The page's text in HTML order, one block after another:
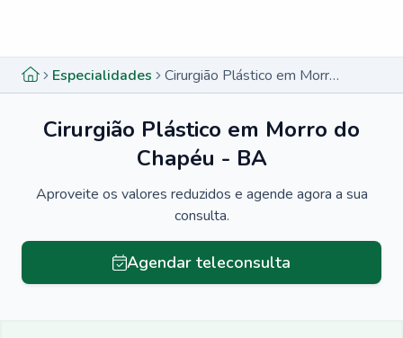
Especialidades Cirurgião Plástico em Morro do Chapéu - BA
Cirurgião Plástico em Morro do
Chapéu - BA
Aproveite os valores reduzidos e agende agora a sua
consulta.
Agendar teleconsulta